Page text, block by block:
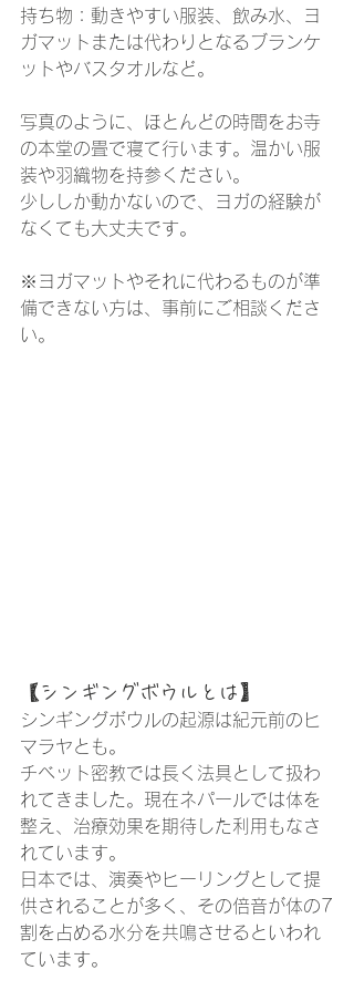
持ち物：動きやすい服装、飲み水、ヨ
ガマットまたは代わりとなるブランケ
ットやバスタオルなど。
写真のように、ほとんどの時間をお寺
の本堂の畳で寝て行います。温かい服
装や羽織物を持参ください。
少ししか動かないので、ヨガの経験が
なくても大丈夫です。
※ヨガマットやそれに代わるものが準
備できない方は、事前にご相談くださ
い。
【シンギングボウルとは】
シンギングボウルの起源は紀元前のヒ
マラヤとも。
チベット密教では長く法具として扱わ
れてきました。現在ネパールでは体を
整え、治療効果を期待した利用もなさ
れています。
日本では、演奏やヒーリングとして提
供されることが多く、その倍音が体の7
割を占める水分を共鳴させるといわれ
ています。